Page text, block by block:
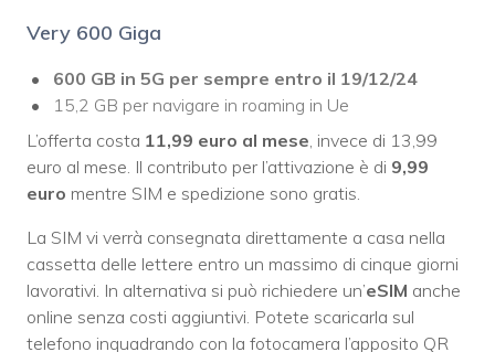
Very 600 Giga
600 GB in 5G per sempre entro il 19/12/24
15,2 GB per navigare in roaming in Ue
L’offerta costa 11,99 euro al mese, invece di 13,99
euro al mese. Il contributo per l’attivazione è di 9,99
euro mentre SIM e spedizione sono gratis.
La SIM vi verrà consegnata direttamente a casa nella
cassetta delle lettere entro un massimo di cinque giorni
lavorativi. In alternativa si può richiedere un’eSIM anche
online senza costi aggiuntivi. Potete scaricarla sul
telefono inquadrando con la fotocamera l’apposito QR